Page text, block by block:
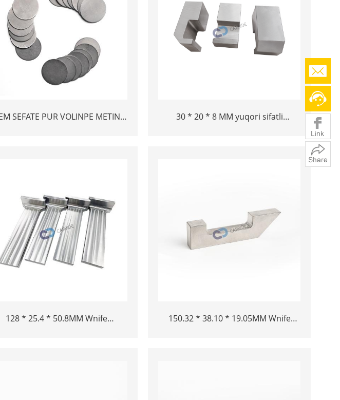
SEFATE PUR VOLINPE METIN
30 * 20 * 8 MM yuqori sifatli
128 * 25.4 * 50.8MM Wnife
150.32 * 38.10 * 19.05MM Wnife